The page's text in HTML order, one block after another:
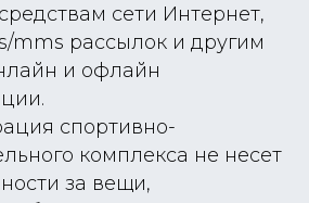
сети Интернет,
mms рассылок и другим
и офлайн
спортивно-
комплекса не несет
за вещи,